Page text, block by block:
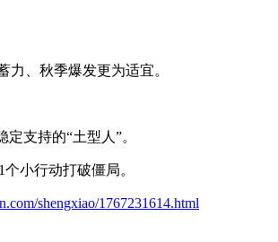
、秋季爆发更为适宜。
支持的“土型人”。
小行动打破僵局。
shengxiao/1767231614.html